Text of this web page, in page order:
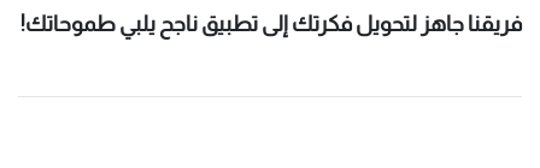
فريقنا جاهز لتحويل فكرتك إلى تطبيق ناجح يلبي طموحاتك!